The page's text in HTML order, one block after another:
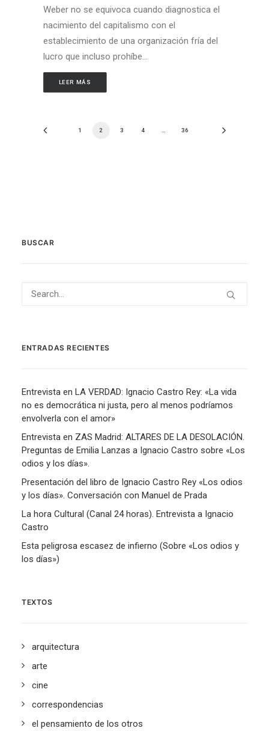
Weber no se equivoca cuando diagnostica el
nacimiento del capitalismo con el
establecimiento de una organización fría del
lucro que incluso prohíbe…
LEER MÁS
1 2 3 4 36
BUSCAR
ENTRADAS RECIENTES
Entrevista en LA VERDAD: Ignacio Castro Rey: «La vida
no es democrática ni justa, pero al menos podríamos
envolverla con el amor»
Entrevista en ZAS Madrid: ALTARES DE LA DESOLACIÓN.
Preguntas de Emilia Lanzas a Ignacio Castro sobre «Los
odios y los días».
Presentación del libro de Ignacio Castro Rey «Los odios
y los días». Conversación con Manuel de Prada
La hora Cultural (Canal 24 horas). Entrevista a Ignacio
Castro
Esta peligrosa escasez de infierno (Sobre «Los odios y
los días»)
TEXTOS
arquitectura
arte
cine
correspondencias
el pensamiento de los otros